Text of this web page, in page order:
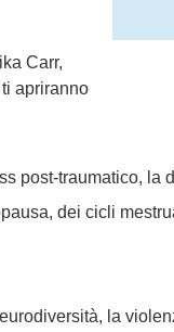
Carr,
apriranno
post-traumatico, la
dei cicli
la